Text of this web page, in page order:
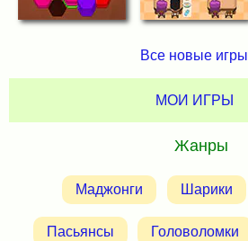
Все новые игры
МОИ ИГРЫ
Жанры
Маджонги Шарики
Пасьянсы Головоломки